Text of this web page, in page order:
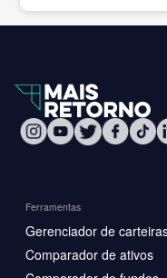
Ferramentas
Gerenciador de
Comparador de ativos